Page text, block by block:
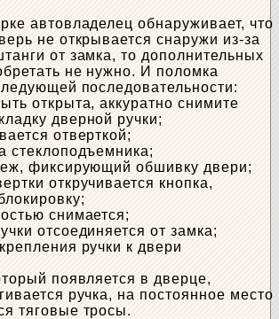
автовладелец обнаруживает, что
не открывается снаружи из-за
от замка, то дополнительных
не нужно. И поломка
последовательности:
открыта, аккуратно снимите
дверной ручки;
отверткой;
стеклоподъемника;
фиксирующий обшивку двери;
откручивается кнопка,
снимается;
отсоединяется от замка;
ручки к двери
появляется в дверце,
ручка, на постоянное место
тяговые тросы.